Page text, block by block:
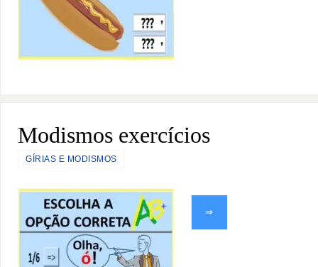
Modismos exercícios
GÍRIAS E MODISMOS
⇒